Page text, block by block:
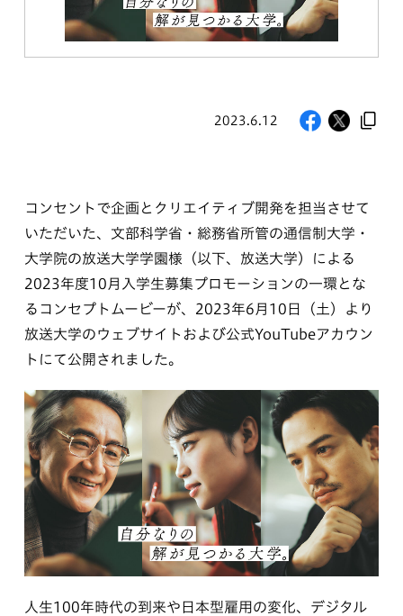
2023.6.12
コンセントで企画とクリエイティブ開発を担当させて
いただいた、文部科学省・総務省所管の通信制大学・
大学院の放送大学学園様（以下、放送大学）による
2023年度10月入学生募集プロモーションの一環とな
るコンセプトムービーが、2023年6月10日（土）より
放送大学のウェブサイトおよび公式YouTubeアカウン
トにて公開されました。
人生100年時代の到来や日本型雇用の変化、デジタル